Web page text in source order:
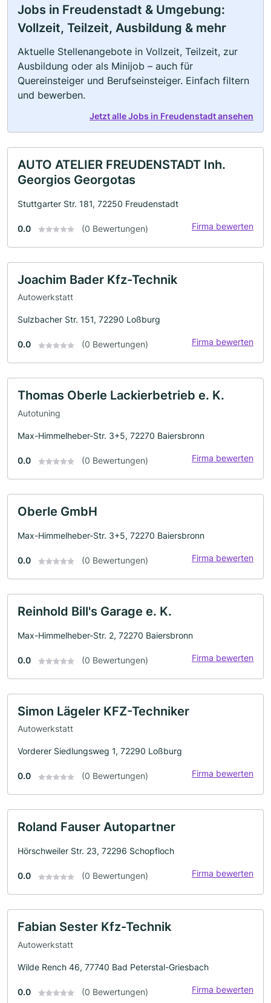
Jobs in Freudenstadt & Umgebung:
Vollzeit, Teilzeit, Ausbildung & mehr
Aktuelle Stellenangebote in Vollzeit, Teilzeit, zur
Ausbildung oder als Minijob – auch für
Quereinsteiger und Berufseinsteiger. Einfach filtern
und bewerben.
Jetzt alle Jobs in Freudenstadt ansehen
AUTO ATELIER FREUDENSTADT Inh.
Georgios Georgotas
Stuttgarter Str. 181, 72250 Freudenstadt
0.0 (0 Bewertungen) Firma bewerten
Joachim Bader Kfz-Technik
Autowerkstatt
Sulzbacher Str. 151, 72290 Loßburg
0.0 (0 Bewertungen) Firma bewerten
Thomas Oberle Lackierbetrieb e. K.
Autotuning
Max-Himmelheber-Str. 3+5, 72270 Baiersbronn
0.0 (0 Bewertungen) Firma bewerten
Oberle GmbH
Max-Himmelheber-Str. 3+5, 72270 Baiersbronn
0.0 (0 Bewertungen) Firma bewerten
Reinhold Bill's Garage e. K.
Max-Himmelheber-Str. 2, 72270 Baiersbronn
0.0 (0 Bewertungen) Firma bewerten
Simon Lägeler KFZ-Techniker
Autowerkstatt
Vorderer Siedlungsweg 1, 72290 Loßburg
0.0 (0 Bewertungen) Firma bewerten
Roland Fauser Autopartner
Hörschweiler Str. 23, 72296 Schopfloch
0.0 (0 Bewertungen) Firma bewerten
Fabian Sester Kfz-Technik
Autowerkstatt
Wilde Rench 46, 77740 Bad Peterstal-Griesbach
0.0 (0 Bewertungen) Firma bewerten